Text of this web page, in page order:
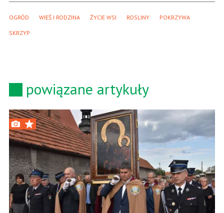
OGRÓD WIEŚ I RODZINA ŻYCIE WSI ROSLINY POKRZYWA
SKRZYP
powiązane artykuły